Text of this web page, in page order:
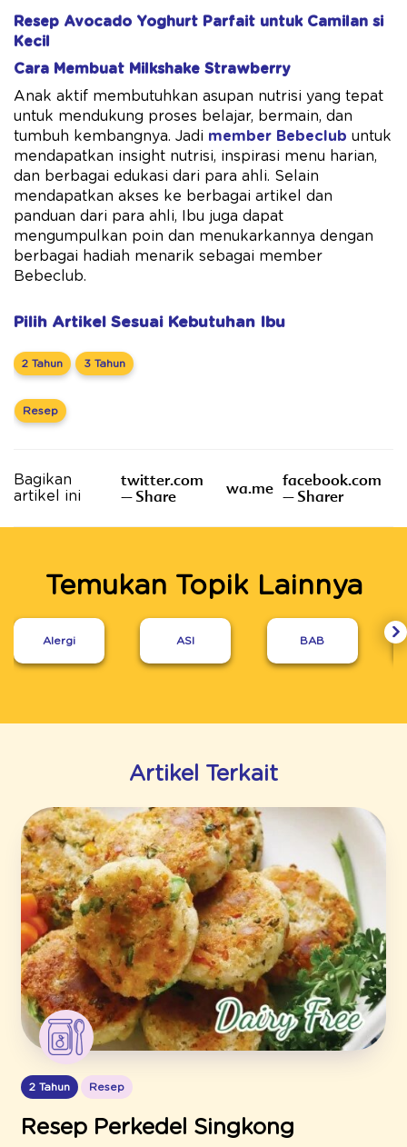
Resep Avocado Yoghurt Parfait untuk Camilan si
Kecil
Cara Membuat Milkshake Strawberry
Anak aktif membutuhkan asupan nutrisi yang tepat
untuk mendukung proses belajar, bermain, dan
tumbuh kembangnya. Jadi member Bebeclub untuk
mendapatkan insight nutrisi, inspirasi menu harian,
dan berbagai edukasi dari para ahli. Selain
mendapatkan akses ke berbagai artikel dan
panduan dari para ahli, Ibu juga dapat
mengumpulkan poin dan menukarkannya dengan
berbagai hadiah menarik sebagai member
Bebeclub.
Pilih Artikel Sesuai Kebutuhan Ibu
2 Tahun 3 Tahun
Resep
Bagikan
artikel ini
twitter.com
– Share
wa.me facebook.com
– Sharer
Temukan Topik Lainnya
Alergi ASI BAB
Artikel Terkait
2 Tahun Resep
Resep Perkedel Singkong